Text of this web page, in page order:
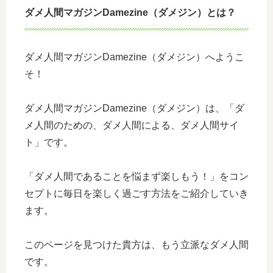
ダメ人間マガジンDamezine（ダメジン）とは？
ダメ人間マガジンDamezine（ダメジン）へようこ
そ！
ダメ人間マガジンDamezine（ダメジン）は、「ダ
メ人間のための、ダメ人間による、ダメ人間サイ
ト」です。
「ダメ人間であることを悩まず楽しもう！」をコン
セプトに毎日を楽しく過ごす方法をご紹介していき
ます。
このページを見つけた貴方は、もう立派なダメ人間
です。